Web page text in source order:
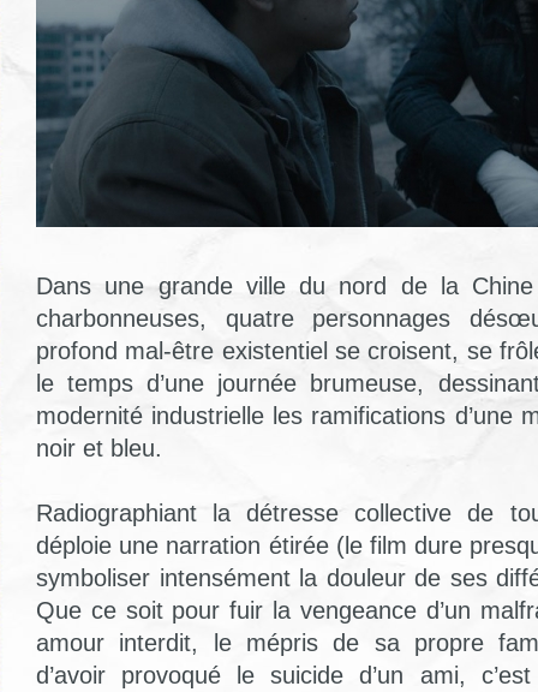
Dans une grande ville du nord de la
charbonneuses, quatre personnages
profond mal-être existentiel se croisent, se
le temps d’une journée brumeuse,
modernité industrielle les ramifications d’une
noir et bleu.
Radiographiant la détresse collective de
déploie une narration étirée (le film dure
symboliser intensément la douleur de ses
Que ce soit pour fuir la vengeance d’un
amour interdit, le mépris de sa propre
d’avoir provoqué le suicide d’un ami,